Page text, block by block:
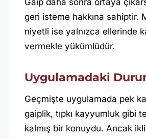
Gaip daha sonra ortaya
geri isteme hakkına sahiptir.
niyetli ise yalnızca ellerinde
vermekle yükümlüdür.
Uygulamadaki
Geçmişte uygulamada pek
gaiplik, tıpkı kayyumluk gibi
kalmış bir konuydu. Ancak